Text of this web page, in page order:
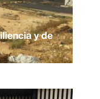
y de